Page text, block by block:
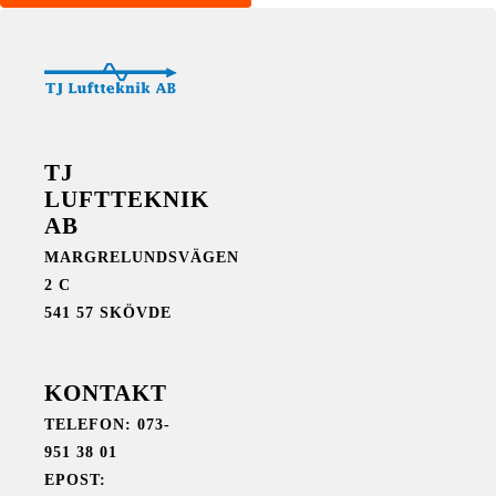
TJ
LUFTTEKNIK
AB
MARGRELUNDSVÄGEN
2 C
541 57 SKÖVDE
KONTAKT
TELEFON: 073-
951 38 01
EPOST: